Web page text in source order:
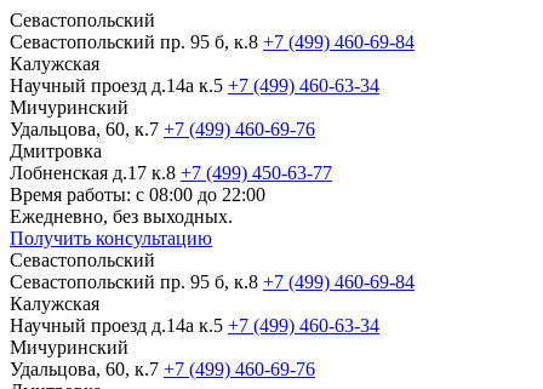
Севастопольский
Севастопольский пр. 95 б, к.8 +7 (499) 460-69-84
Калужская
Научный проезд д.14а к.5 +7 (499) 460-63-34
Мичуринский
Удальцова, 60, к.7 +7 (499) 460-69-76
Дмитровка
Лобненская д.17 к.8 +7 (499) 450-63-77
Время работы: с 08:00 до 22:00
Ежедневно, без выходных.
Получить консультацию
Севастопольский
Севастопольский пр. 95 б, к.8 +7 (499) 460-69-84
Калужская
Научный проезд д.14а к.5 +7 (499) 460-63-34
Мичуринский
Удальцова, 60, к.7 +7 (499) 460-69-76